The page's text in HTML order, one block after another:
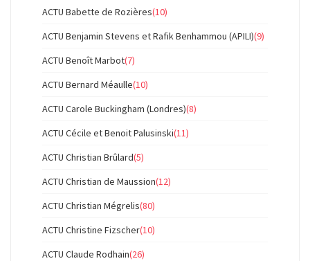
ACTU Babette de Rozières(10)
ACTU Benjamin Stevens et Rafik Benhammou (APILI)(9)
ACTU Benoît Marbot(7)
ACTU Bernard Méaulle(10)
ACTU Carole Buckingham (Londres)(8)
ACTU Cécile et Benoit Palusinski(11)
ACTU Christian Brûlard(5)
ACTU Christian de Maussion(12)
ACTU Christian Mégrelis(80)
ACTU Christine Fizscher(10)
ACTU Claude Rodhain(26)